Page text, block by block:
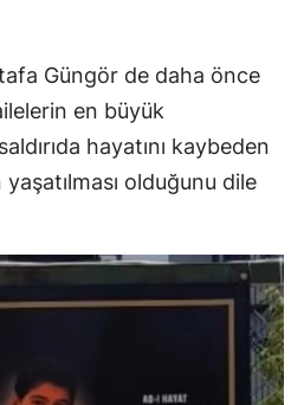
Güngör de daha önce
en büyük
hayatını kaybeden
olduğunu dile